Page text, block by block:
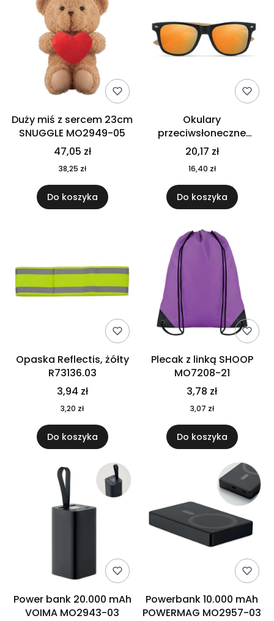
Duży miś z sercem 23cm
SNUGGLE MO2949-05
47,05 zł
38,25 zł
Do koszyka
Okulary
przeciwsłoneczne
CALIFORNIA TOUCH
MO9617-10
20,17 zł
16,40 zł
Do koszyka
Opaska Reflectis, żółty
R73136.03
3,94 zł
3,20 zł
Do koszyka
Plecak z linką SHOOP
MO7208-21
3,78 zł
3,07 zł
Do koszyka
Power bank 20.000 mAh
VOIMA MO2943-03
Powerbank 10.000 mAh
POWERMAG MO2957-03